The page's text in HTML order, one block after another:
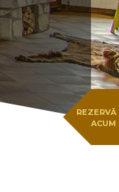
REZERVĂ
ACUM